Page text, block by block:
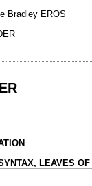
Bradley EROS
LEAVES